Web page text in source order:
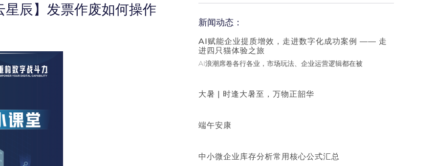
辰】发票作废如何操作
新闻动态：
AI赋能企业提质增效，走进数字化成功案例 —— 走
进四只猫体验之旅
AI浪潮席卷各行各业，市场玩法、企业运营逻辑都在被
大暑 | 时逢大暑至，万物正韶华
端午安康
中小微企业库存分析常用核心公式汇总